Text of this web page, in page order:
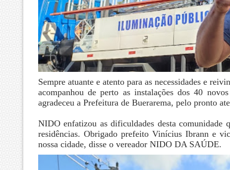
Sempre atuante e atento para as necessidades e
acompanhou de perto as instalações dos 40
agradeceu a Prefeitura de Buerarema, pelo pronto
NIDO enfatizou as dificuldades desta comunidade
residências. Obrigado prefeito Vinícius Ibrann e
nossa cidade, disse o vereador NIDO DA SAÚDE.